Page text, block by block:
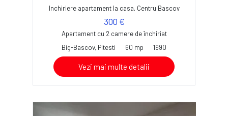
Inchiriere apartament la casa, Centru Bascov
300 €
Apartament cu 2 camere de închiriat
Big-Bascov, Pitesti
60 mp 1990
Vezi mai multe detalii